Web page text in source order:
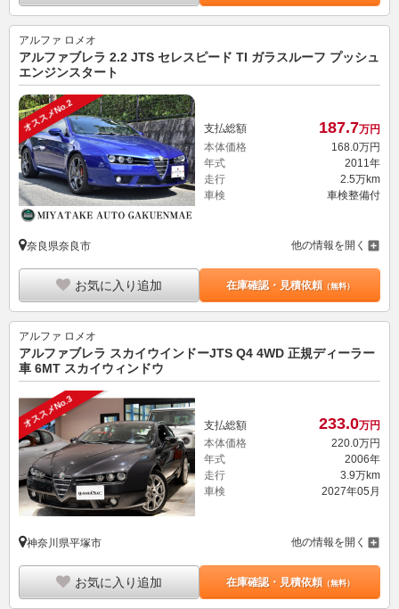
アルファ ロメオ
アルファブレラ 2.2 JTS セレスピード TI ガラスルーフ プッシュ
エンジンスタート
オススメNo.2 支払総額 187.7万円
本体価格
168. 0万円
年式
2011年
走行
2.5万km
車検
車検整備付
奈良県奈良市 他の情報を開く
お気に入り追加 在庫確認・見積依頼（無料）
アルファ ロメオ
アルファブレラ スカイウインドーJTS Q4 4WD 正規ディーラー
車 6MT スカイウィンドウ
オススメNo.3 支払総額 233.0万円
本体価格
220.0万円
年式
2006年
走行
3.9万km
車検
2027年05月
神奈川県平塚市 他の情報を開く
お気に入り追加 在庫確認・見積依頼（無料）